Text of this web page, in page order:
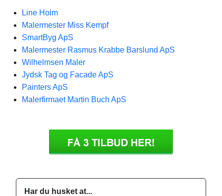
Line Holm
Malermester Miss Kempf
SmartByg ApS
Malermester Rasmus Krabbe Barslund ApS
Wilhelmsen Maler
Jydsk Tag og Facade ApS
Painters ApS
Malerfirmaet Martin Buch ApS
Har du husket at...